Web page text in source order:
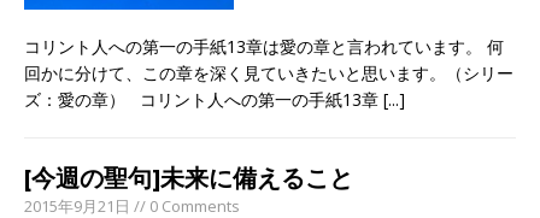
コリント人への第一の手紙13章は愛の章と言われています。 何
回かに分けて、この章を深く見ていきたいと思います。（シリー
ズ：愛の章） コリント人への第一の手紙13章 [...]
[今週の聖句]未来に備えること
2015年9月21日 // 0 Comments